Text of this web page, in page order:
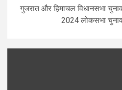
गुजरात और हिमाचल विधानसभा
2024 लोकसभा